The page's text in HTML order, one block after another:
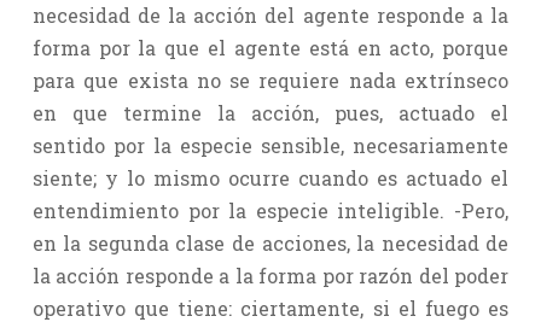
necesidad de la acción del agente responde a la
forma por la que el agente está en acto, porque
para que exista no se requiere nada extrínseco
en que termine la acción, pues, actuado el
sentido por la especie sensible, necesariamente
siente; y lo mismo ocurre cuando es actuado el
entendimiento por la especie inteligible. -Pero,
en la segunda clase de acciones, la necesidad de
la acción responde a la forma por razón del poder
operativo que tiene: ciertamente, si el fuego es